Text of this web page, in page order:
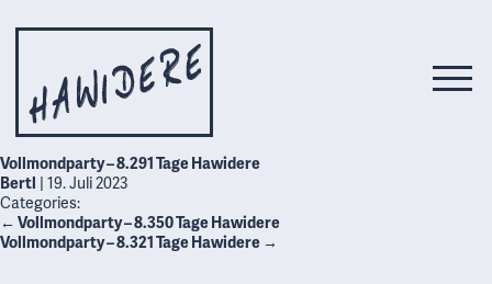
Vollmondparty – 8.291 Tage Hawidere
Bertl | 19. Juli 2023
Categories:
← Vollmondparty – 8.350 Tage Hawidere
Vollmondparty – 8.321 Tage Hawidere →